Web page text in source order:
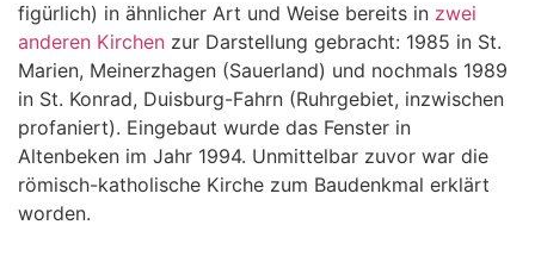
figürlich) in ähnlicher Art und Weise bereits in zwei
anderen Kirchen zur Darstellung gebracht: 1985 in St.
Marien, Meinerzhagen (Sauerland) und nochmals 1989
in St. Konrad, Duisburg-Fahrn (Ruhrgebiet, inzwischen
profaniert). Eingebaut wurde das Fenster in
Altenbeken im Jahr 1994. Unmittelbar zuvor war die
römisch-katholische Kirche zum Baudenkmal erklärt
worden.